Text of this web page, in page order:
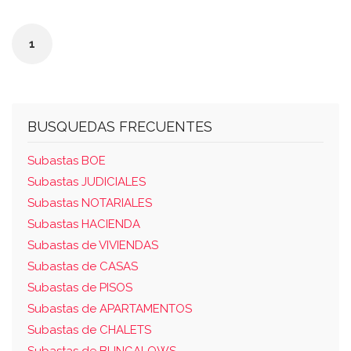
metros, sesenta y cinco decímetros
cuadrados de caja de escalera. planta
segunda, hacia la calle tártago, número 11, y
cactus, con una superficie construida de
setenta metros, noventa y un decímetros
cuadrados, más diez metros ochenta y
cuatro decímetros cuadrados de caja de
escalera. en la cubierta o azotea existen
cuartos que ocupan una superficie
construida de ocho decímetros cuadrados. la
1
BUSQUEDAS FRECUENTES
Subastas BOE
Subastas JUDICIALES
Subastas NOTARIALES
Subastas HACIENDA
Subastas de VIVIENDAS
Subastas de CASAS
Subastas de PISOS
Subastas de APARTAMENTOS
Subastas de CHALETS